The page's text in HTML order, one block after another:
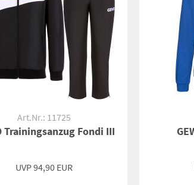
Art.Nr.: 11725
Trainingsanzug Fondi III
UVP 94,90 EUR